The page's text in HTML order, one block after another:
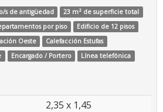
s de antigüedad
23 m² de superficie total
por piso
Edificio de 12 pisos
Oeste
Calefacción Estufas
Encargado / Portero Línea telefónica
2,35 x 1,45